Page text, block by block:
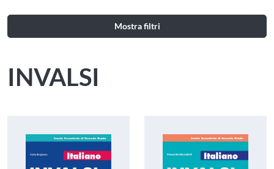
Mostra filtri
INVALSI